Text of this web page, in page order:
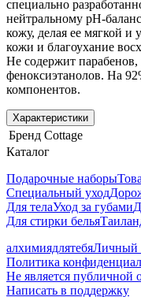
специально
нейтральному pH-
кожу, делая ее мягкой и
кожи и благоухание
Не содержит парабенов,
феноксиэтанолов. На
компонентов.
Характеристики
Бренд Cottage
Каталог
Подарочные наборы
Специальный уход
Для телаУход за губами
Для стирки белья
алхимиядлятебяЛичный
Политика
Не является публичной
Написать в поддержку